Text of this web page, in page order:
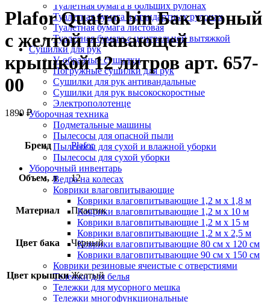
Туалетная бумага в больших рулонах
Туалетная бумага в стандартных рулонах
Туалетная бумага листовая
Туалетная бумага с центральной вытяжкой
Сушилки для рук
V-образные сушилки
Погружные сушилки для рук
Сушилки для рук антивандальные
Сушилки для рук высокоскоростные
Электрополотенце
Уборочная техника
Подметальные машины
Пылесосы для опасной пыли
Пылесосы для сухой и влажной уборки
Пылесосы для сухой уборки
Уборочный инвентарь
Ведра на колесах
Коврики влаговпитывающие
Коврики влаговпитывающие 1,2 м х 1,8 м
Коврики влаговпитывающие 1,2 м х 10 м
Коврики влаговпитывающие 1,2 м х 15 м
Коврики влаговпитывающие 1,2 м х 2,5 м
Коврики влаговпитывающие 80 см х 120 см
Коврики влаговпитывающие 90 см х 150 см
Коврики резиновые ячеистые с отверстиями
Тележки для белья
Тележки для мусорного мешка
Тележки многофункциональные
Plafor Quatro bin Бак черный
с желтой плавающей
крышкой 12 литров арт. 657-
00
1890 ₽
Бренд Plafor
Объем, л 12
Материал Пластик
Цвет бака Черный
Цвет крышки Желтый